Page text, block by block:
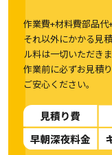
作業費+材料費部品代
それ以外にかかる見
ル料は一切いただきま
作業前に必ずお見積
ご安心ください。